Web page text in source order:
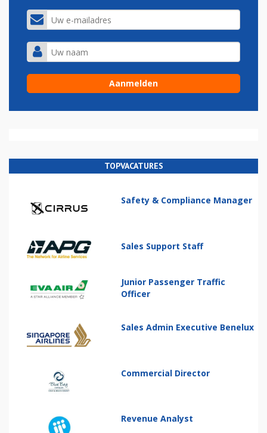
TOPVACATURES
Safety & Compliance Manager
Sales Support Staff
Junior Passenger Traffic
Officer
Sales Admin Executive Benelux
Commercial Director
Revenue Analyst